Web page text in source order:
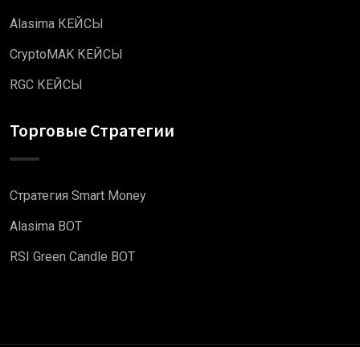
Alasima КЕЙСЫ
CryptoMAK КЕЙСЫ
RGC КЕЙСЫ
Торговые Стратегии
Стратегия Smart Money
Alasima BOT
RSI Green Candle BOT